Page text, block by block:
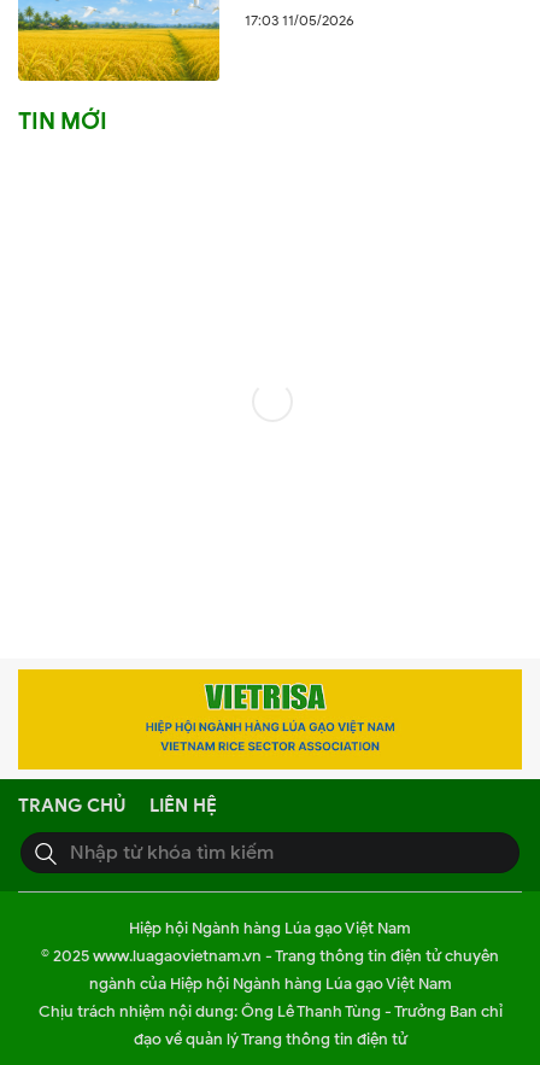
17:03 11/05/2026
TIN MỚI
TRANG CHỦ LIÊN HỆ
Hiệp hội Ngành hàng Lúa gạo Việt Nam
© 2025 www.luagaovietnam.vn - Trang thông tin điện tử chuyên
ngành của Hiệp hội Ngành hàng Lúa gạo Việt Nam
Chịu trách nhiệm nội dung: Ông Lê Thanh Tùng - Trưởng Ban chỉ
đạo về quản lý Trang thông tin điện tử